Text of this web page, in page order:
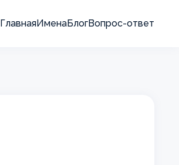
ГлавнаяИменаБлогВопрос-ответ